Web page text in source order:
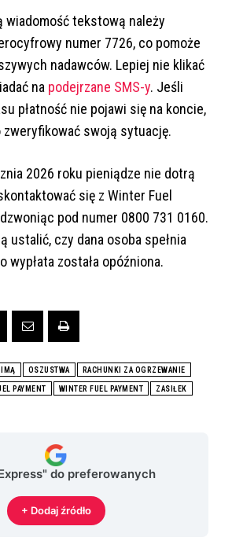
wiadomość tekstową należy
numer 7726, co pomoże
nadawców. Lepiej nie klikać
na podejrzane SMS-y. Jeśli
płatność nie pojawi się na koncie,
zweryfikować swoją sytuację.
2026 roku pieniądze nie dotrą
się z Winter Fuel
pod numer 0800 731 0160.
ustalić, czy dana osoba spełnia
wypłata została opóźniona.
OSZUSTWA RACHUNKI ZA OGRZEWANIE
PAYMENT WINTER FUEL PAYMENT ZASIŁEK
do preferowanych
+ Dodaj źródło